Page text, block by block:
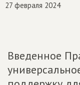
27 февраля 2024
Введенное